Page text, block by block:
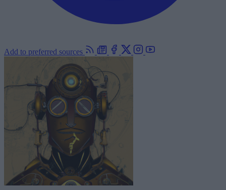
Add to preferred sources